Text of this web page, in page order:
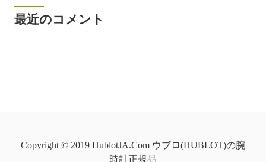
最近のコメント
Copyright © 2019 HublotJA.Com ウブロ(HUBLOT)の腕
時計正規品